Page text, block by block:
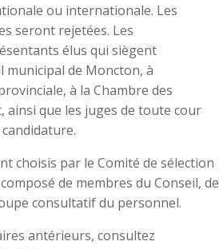
ou internationale. Les
seront rejetées. Les
élus qui siègent
municipal de Moncton, à
à la Chambre des
ainsi que les juges de toute cour
choisis par le Comité de sélection
de membres du Conseil, de
consultatif du personnel.
antérieurs, consultez